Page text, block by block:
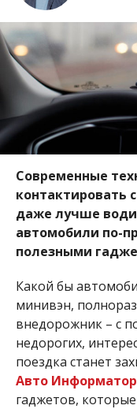
Современные
контактировать
даже лучше
автомобили по-
полезными
Какой бы
минивэн,
внедорожник – с
недорогих,
поездка станет
Авто Информатор
гаджетов,